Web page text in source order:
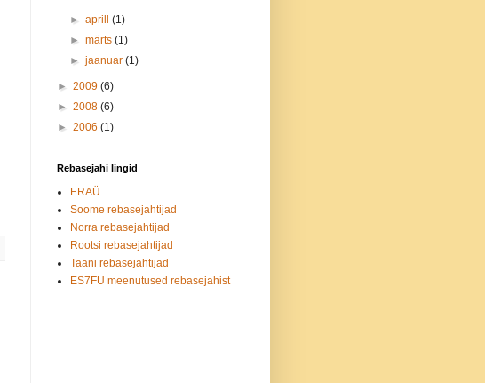
►aprill(1)
►märts(1)
►jaanuar(1)
► 2009 (6)
► 2008 (6)
► 2006 (1)
Rebasejahi lingid
ERAÜ
Soome rebasejahtijad
Norra rebasejahtijad
Rootsi rebasejahtijad
Taani rebasejahtijad
ES7FU meenutused rebasejahist